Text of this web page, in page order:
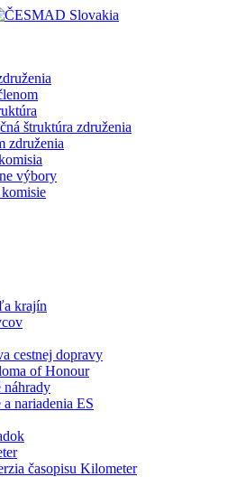
štruktúra združenia
združenia
výbory
krajín
cestnej dopravy
of Honour
náhrady
a nariadenia ES
časopisu Kilometer